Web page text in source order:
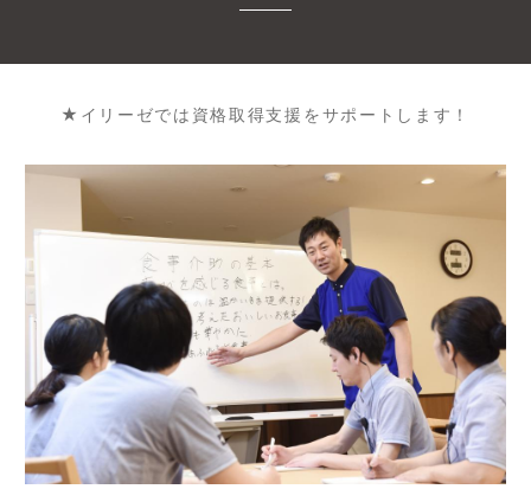
★イリーゼでは資格取得支援をサポートします！